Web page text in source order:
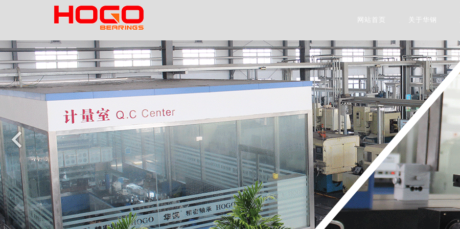
网站首页 关于华钢